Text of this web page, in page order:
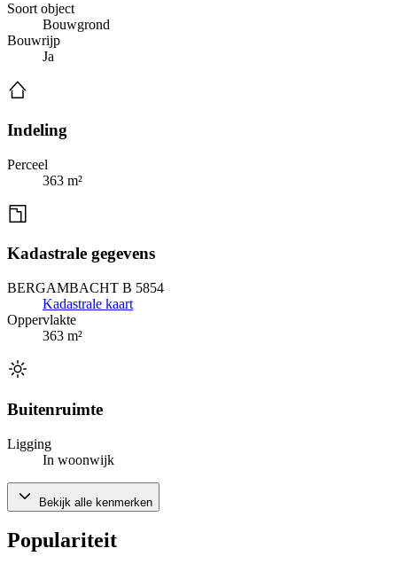
Soort object
Bouwgrond
Bouwrijp
Ja
Indeling
Perceel
363 m²
Kadastrale gegevens
BERGAMBACHT B 5854
Kadastrale kaart
Oppervlakte
363 m²
Buitenruimte
Ligging
In woonwijk
Bekijk alle kenmerken
Populariteit